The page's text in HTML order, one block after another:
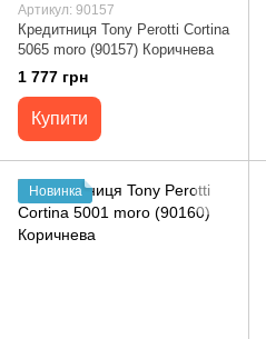
Артикул: 90157
Кредитниця Tony Perotti Cortina
5065 moro (90157) Коричнева
1 777 грн
Купити
Новинка